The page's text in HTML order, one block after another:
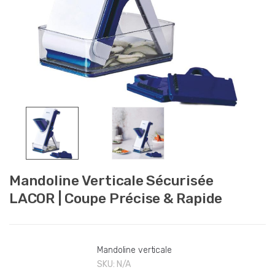
Mandoline Verticale Sécurisée
LACOR | Coupe Précise & Rapide
Mandoline verticale
SKU: N/A